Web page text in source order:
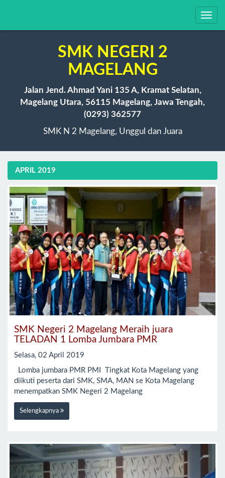
SMK NEGERI 2
MAGELANG
Jalan Jend. Ahmad Yani 135 A, Kramat Selatan,
Magelang Utara, 56115 Magelang, Jawa Tengah,
(0293) 362577
SMK N 2 Magelang, Unggul dan Juara
APRIL 2019
SMK Negeri 2 Magelang Meraih juara
TELADAN 1 Lomba Jumbara PMR
Selasa, 02 April 2019
Lomba jumbara PMR PMI Tingkat Kota Magelang yang
diikuti peserta dari SMK, SMA, MAN se Kota Magelang
menempatkan SMK Negeri 2 Magelang
Selengkapnya